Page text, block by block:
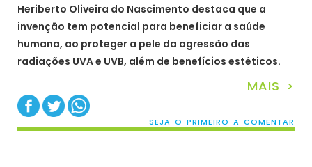
Heriberto Oliveira do Nascimento destaca que a
invenção tem potencial para beneficiar a saúde
humana, ao proteger a pele da agressão das
radiações UVA e UVB, além de benefícios estéticos.
MAIS >
SEJA O PRIMEIRO A COMENTAR